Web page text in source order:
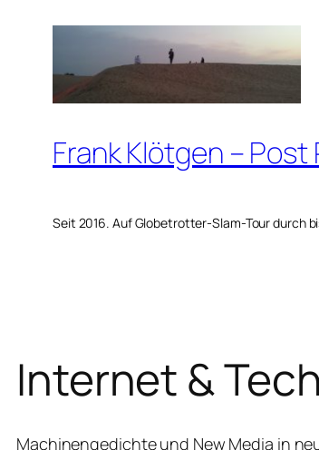
springen
Frank Klötgen –
Seit 2016. Auf Globetrotter-Slam-Tour durch
Internet &
Machinengedichte und New Media in